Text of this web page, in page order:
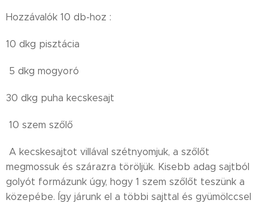
Hozzávalók 10 db-hoz :
10 dkg pisztácia
5 dkg mogyoró
30 dkg puha kecskesajt
10 szem szőlő
A kecskesajtot villával szétnyomjuk, a szőlőt
megmossuk és szárazra töröljük. Kisebb adag sajtból
golyót formázunk úgy, hogy 1 szem szőlőt teszünk a
közepébe. Így járunk el a többi sajttal és gyümölccsel